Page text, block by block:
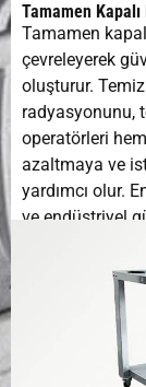
Tamamen
Tamamen
çevreleyerek
oluşturur.
radyasyonunu,
operatörleri
azaltmaya ve
yardımcı olur.
ve endüstriyel